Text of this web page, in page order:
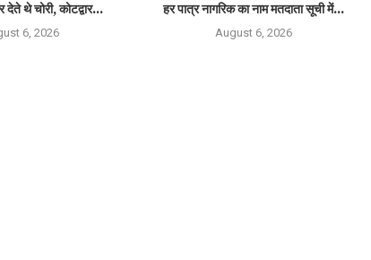
देते थे चोरी, कोटद्वार...
6, 2026
हर पात्र नागरिक का नाम मतदाता सूची में...
August 6, 2026